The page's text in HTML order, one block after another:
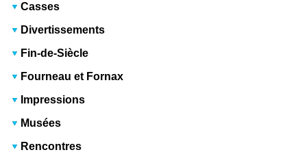
Casses
Divertissements
Fin-de-Siècle
Fourneau et Fornax
Impressions
Musées
Rencontres